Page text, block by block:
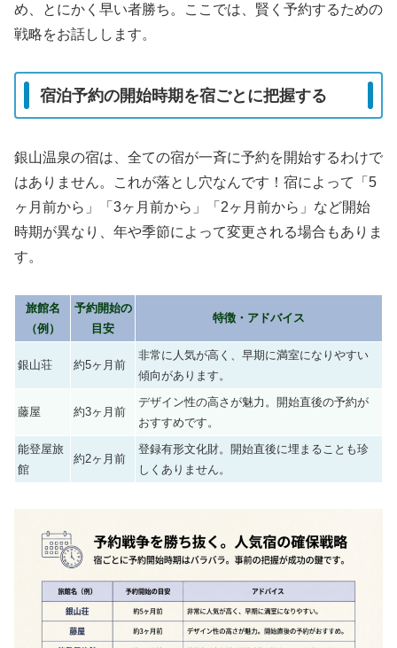
め、とにかく早い者勝ち。ここでは、賢く予約するための
戦略をお話しします。
宿泊予約の開始時期を宿ごとに把握する
銀山温泉の宿は、全ての宿が一斉に予約を開始するわけで
はありません。これが落とし穴なんです！宿によって「5
ヶ月前から」「3ヶ月前から」「2ヶ月前から」など開始
時期が異なり、年や季節によって変更される場合もありま
す。
旅館名
（例）
予約開始の
目安
特徴・アドバイス
銀山荘 約5ヶ月前
非常に人気が高く、早期に満室になりやすい
傾向があります。
藤屋 約3ヶ月前
デザイン性の高さが魅力。開始直後の予約が
おすすめです。
能登屋旅
館
約2ヶ月前
登録有形文化財。開始直後に埋まることも珍
しくありません。